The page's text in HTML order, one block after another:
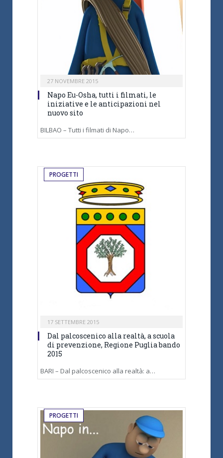
27 NOVEMBRE 2015
Napo Eu-Osha, tutti i filmati, le
iniziative e le anticipazioni nel
nuovo sito
BILBAO – Tutti i filmati di Napo…
PROGETTI
17 SETTEMBRE 2015
Dal palcoscenico alla realtà, a scuola
di prevenzione, Regione Puglia bando
2015
BARI – Dal palcoscenico alla realtà: a…
PROGETTI